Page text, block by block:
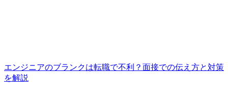
エンジニアのブランクは転職で不利？面接での伝え方と対策
を解説